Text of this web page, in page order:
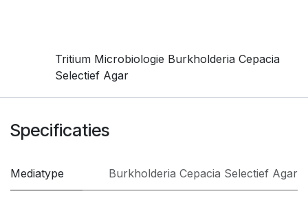
Tritium Microbiologie Burkholderia Cepacia
Selectief Agar
Specificaties
Mediatype Burkholderia Cepacia Selectief Agar